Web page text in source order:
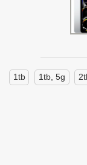
1tb 1tb, 5g